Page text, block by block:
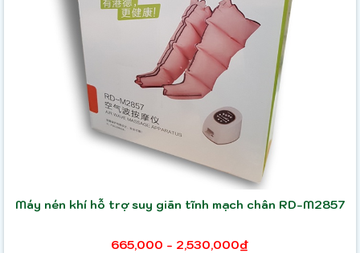
Máy nén khí hỗ trợ suy giãn tĩnh mạch chân RD-M2857
665,000 - 2,530,000₫